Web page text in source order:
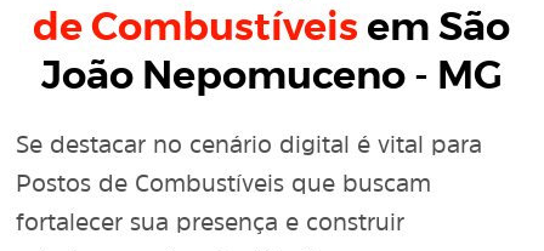
de Combustíveis em São
João Nepomuceno - MG
Se destacar no cenário digital é vital para
Postos de Combustíveis que buscam
fortalecer sua presença e construir